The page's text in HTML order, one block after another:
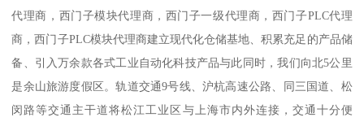
代理商，西门子模块代理商，西门子一级代理商，西门子PLC代理
商，西门子PLC模块代理商建立现代化仓储基地、积累充足的产品储
备、引入万余款各式工业自动化科技产品与此同时，我们向北5公里
是余山旅游度假区。轨道交通9号线、沪杭高速公路、同三国道、松
闵路等交通主干道将松江工业区与上海市内外连接，交通十分便